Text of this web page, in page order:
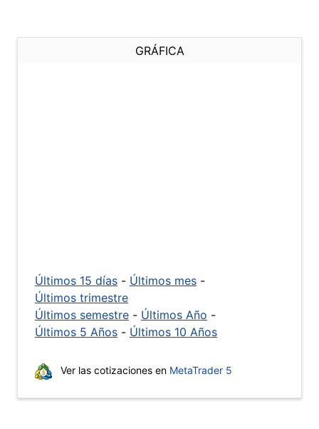
GRÁFICA
Últimos 15 días - Últimos mes -
Últimos trimestre
Últimos semestre - Últimos Año -
Últimos 5 Años - Últimos 10 Años
Ver las cotizaciones en MetaTrader 5